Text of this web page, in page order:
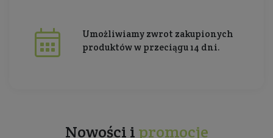
Umożliwiamy zwrot zakupionych
produktów w przeciągu 14 dni.
Nowości i promocje